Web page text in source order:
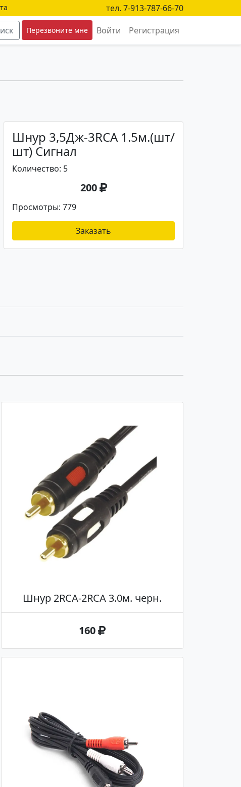
тел. 7-913-787-66-70
Перезвоните мне Войти Регистрация
Шнур 3,5Дж-3RCA 1.5м.(шт/
шт) Сигнал
Количество: 5
200
Просмотры: 779
Заказать
Шнур 2RCA-2RCA 3.0м. черн.
160